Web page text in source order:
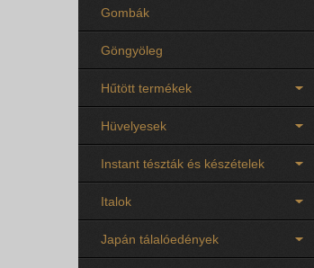
Gombák
Göngyöleg
Hűtött termékek
Hüvelyesek
Instant tészták és készételek
Italok
Japán tálalóedények